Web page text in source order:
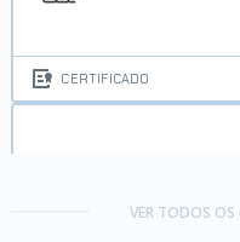
CERTIFICADO
VER TODOS OS